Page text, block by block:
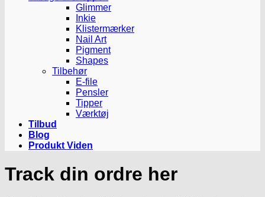
Glimmer
Inkie
Klistermærker
Nail Art
Pigment
Shapes
Tilbehør
E-file
Pensler
Tipper
Værktøj
Tilbud
Blog
Produkt Viden
Track din ordre her